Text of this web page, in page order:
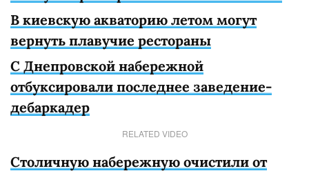
В киевскую акваторию летом могут
вернуть плавучие рестораны
С Днепровской набережной
отбуксировали последнее заведение-
дебаркадер
RELATED VIDEO
Столичную набережную очистили от